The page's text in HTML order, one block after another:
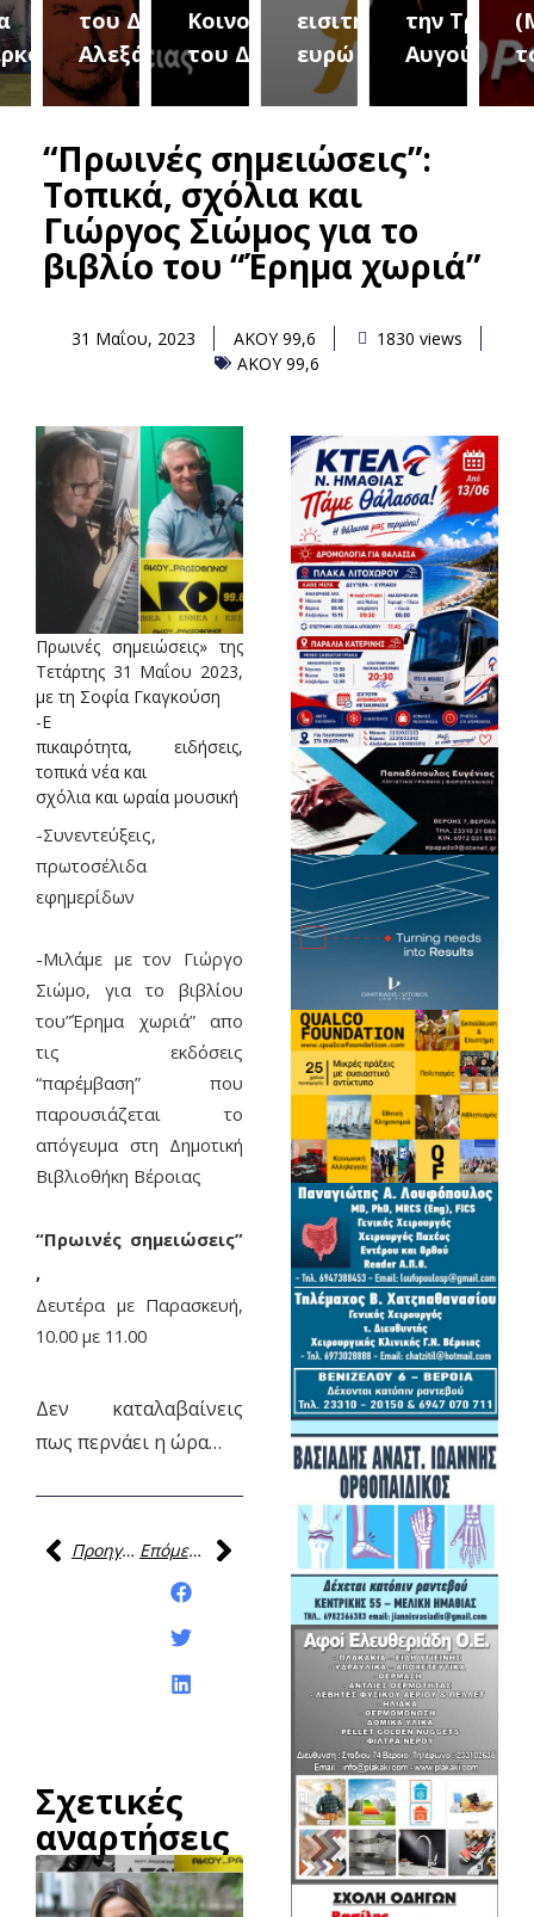
του Δήμου
Αλεξάνδρειας
Κοινοτήτων
του Δήμου
εισιτήριο 2
ευρώ
την Τρίτη 18
Αυγούστουτου
“Πρωινές σημειώσεις”:
Τοπικά, σχόλια και
Γιώργος Σιώμος για το
βιβλίο του “Έρημα χωριά”
31 Μαΐου, 2023 ΑΚΟΥ 99,6
1830 views
ΑΚΟΥ 99,6
Πρωινές σημειώσεις» της
Τετάρτης 31 Μαΐου 2023,
με τη Σοφία Γκαγκούση
-Ε
πικαιρότητα, ειδήσεις,
τοπικά νέα και
σχόλια και ωραία μουσική
-Συνεντεύξεις,
πρωτοσέλιδα
εφημερίδων
-Μιλάμε με τον Γιώργο
Σιώμο, για το βιβλίου
του”Έρημα χωριά” απο
τις εκδόσεις
“παρέμβαση” που
παρουσιάζεται το
απόγευμα στη Δημοτική
Βιβλιοθήκη Βέροιας
“Πρωινές σημειώσεις”
,
Δευτέρα με Παρασκευή,
10.00 με 11.00
Δεν καταλαβαίνεις
πως περνάει η ώρα…
Προηγούμενη
Επόμενη
Σχετικές
αναρτήσεις